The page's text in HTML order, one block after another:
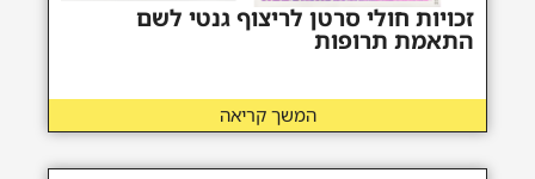
זכויות חולי סרטן לריצוף גנטי לשם
התאמת תרופות
המשך קריאה